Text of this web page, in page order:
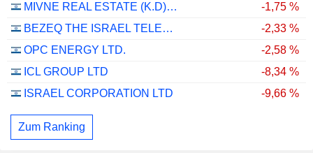
MIVNE REAL ESTATE (K.D) LTD
-1,75 %
BEZEQ THE ISRAEL TELECOMMUNICATION CORP. LTD
-2,33 %
OPC ENERGY LTD.
-2,58 %
ICL GROUP LTD
-8,34 %
ISRAEL CORPORATION LTD
-9,66 %
Zum Ranking